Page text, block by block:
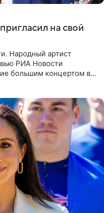
на свой
Народный артист
РИА Новости
большим концертом в